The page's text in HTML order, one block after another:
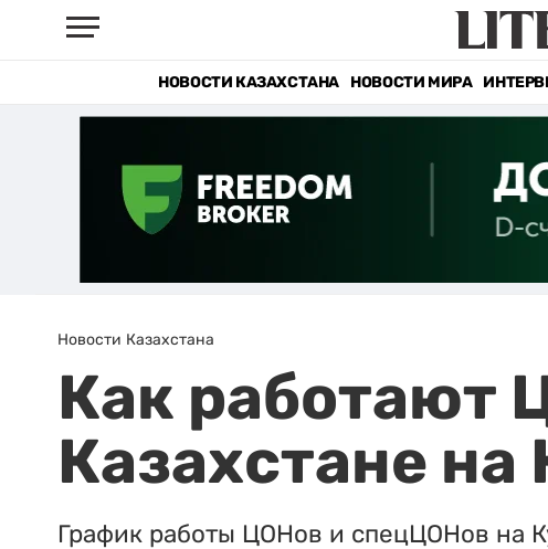
НОВОСТИ КАЗАХСТАНА НОВОСТИ МИРА
Новости Казахстана
Как работают
Казахстане на
График работы ЦОНов и спецЦОНов на